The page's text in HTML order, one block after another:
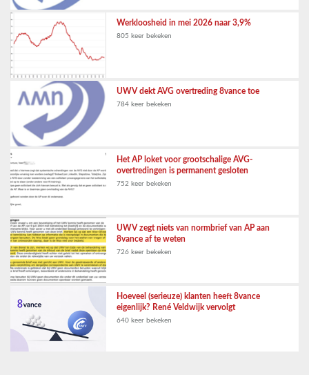
Werkloosheid in mei 2026 naar 3,9%
805 keer bekeken
UWV dekt AVG overtreding 8vance toe
784 keer bekeken
Het AP loket voor grootschalige AVG-
overtredingen is permanent gesloten
752 keer bekeken
UWV zegt niets van normbrief van AP aan
8vance af te weten
726 keer bekeken
Hoeveel (serieuze) klanten heeft 8vance
eigenlijk? René Veldwijk vervolgt
640 keer bekeken